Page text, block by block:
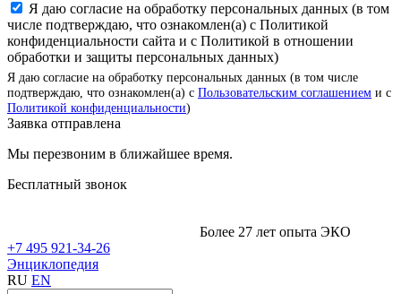
Я даю согласие на обработку персональных данных (в том
числе подтверждаю, что ознакомлен(а) с Политикой
конфиденциальности сайта и с Политикой в отношении
обработки и защиты персональных данных)
Я даю согласие на обработку персональных данных (в том числе
подтверждаю, что ознакомлен(а) с Пользовательским соглашением и с
Политикой конфиденциальности)
Заявка отправлена
Мы перезвоним в ближайшее время.
Бесплатный звонок
Более 27 лет опыта ЭКО
+7 495 921-34-26
Энциклопедия
RU EN